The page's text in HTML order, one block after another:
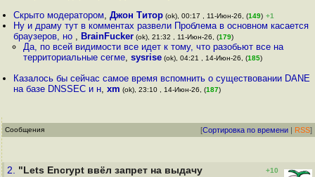
Скрыто модератором,Джон Титор (ok), 00:17 , 11-Июн-26, (149) +1
Ну и драму тут в комментах развели Проблема в основном касается
браузеров, но , BrainFucker (ok), 21:32 , 11-Июн-26, (179)
Да, по всей видимости все идет к тому, что разобьют все на
территориальные сегме, sysrise(ok), 04:21 , 14-Июн-26, (185)
Казалось бы сейчас самое время вспомнить о существовании DANE
на базе DNSSEC и н,xm (ok), 23:10 , 14-Июн-26, (187)
Сообщения [Сортировка по времени | RSS]
2. "Lets Encrypt ввёл запрет на выдачу
+10